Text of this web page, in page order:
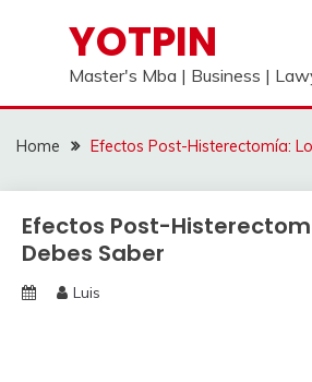
YOTPIN
Master's Mba | Business |
Home Efectos Post-Histerectomía:
Efectos Post-
Debes Saber
Luis